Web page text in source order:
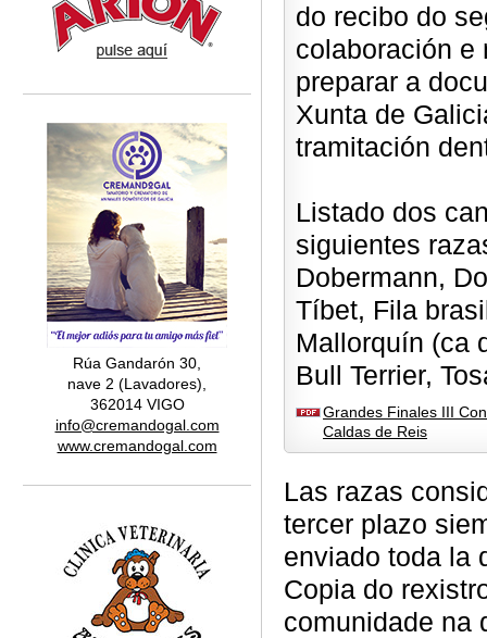
Rúa Gandarón 30,
nave 2 (Lavadores),
362014 VIGO
info@cremandogal.com
www.cremandogal.com
do recibo do
colaboración e
preparar a
Xunta de
tramitación
Listado dos
siguientes
Dobermann,
Tíbet, Fila
Mallorquín (ca
Bull Terrier,
Grandes Finales III
Caldas de Reis
Las razas
tercer plazo
enviado toda la
Copia do
comunidade na